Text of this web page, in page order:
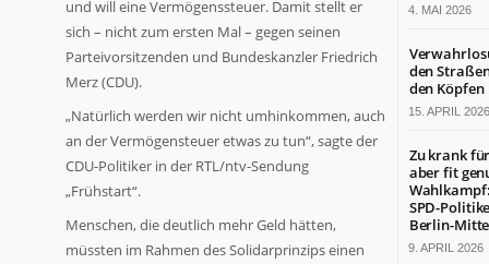
und will eine Vermögenssteuer. Damit stellt er
sich – nicht zum ersten Mal – gegen seinen
Parteivorsitzenden und Bundeskanzler Friedrich
Merz (CDU).
„Natürlich werden wir nicht umhinkommen, auch
an der Vermögensteuer etwas zu tun“, sagte der
CDU-Politiker in der RTL/ntv-Sendung
„Frühstart“.
Menschen, die deutlich mehr Geld hätten,
müssten im Rahmen des Solidarprinzips einen
4. MAI 2026
den
den Köpfen
15. APRIL 2026
Zu krank
aber fit
SPD-
Berlin-Mitte
9. APRIL 2026